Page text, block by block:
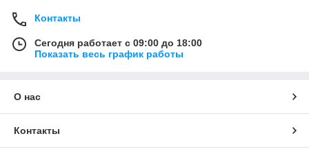
Контакты
Сегодня работает с 09:00 до 18:00
Показать весь график работы
О нас
Контакты